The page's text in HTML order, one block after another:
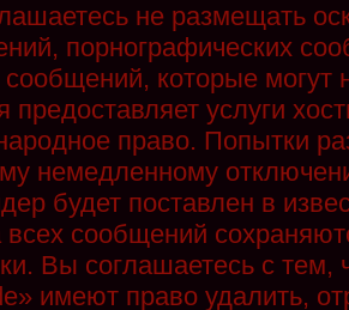
не размещать
порнографических
сообщений, которые
предоставляет услуги
право. Попытки
немедленному
будет поставлен в
всех сообщений
Вы соглашаетесь с
имеют право удалить,